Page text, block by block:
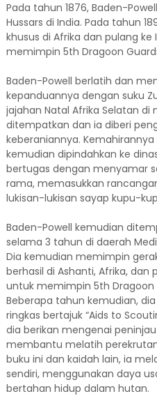
Pada tahun 1876, Baden-
Hussars di India. Pada tahun
khusus di Afrika dan pulang
memimpin 5th Dragoon
Baden-Powell berlatih dan
kepanduannya dengan suku
jajahan Natal Afrika Selatan di
ditempatkan dan ia diberi
keberaniannya.
kemudian dipindahkan ke
bertugas dengan menyamar
rama, memasukkan
lukisan-lukisan sayap kupu-
Baden-Powell kemudian
selama 3 tahun di daerah
Dia kemudian memimpin
berhasil di Ashanti, Afrika, dan
untuk memimpin 5th Dragoon
Beberapa tahun kemudian,
ringkas bertajuk “Aids to
dia berikan mengenai
membantu melatih
buku ini dan kaidah lain, ia
sendiri, menggunakan daya
bertahan hidup dalam hutan.